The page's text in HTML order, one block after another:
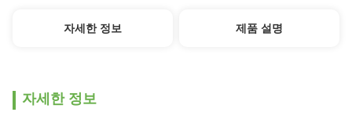
자세한 정보 제품 설명
자세한 정보